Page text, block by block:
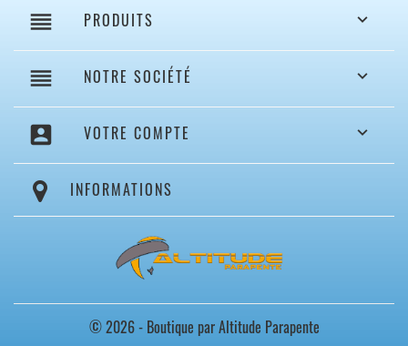
reorder PRODUITS 
reorder NOTRE SOCIÉTÉ 
account_box VOTRE COMPTE 
INFORMATIONS
© 2026 - Boutique par Altitude Parapente